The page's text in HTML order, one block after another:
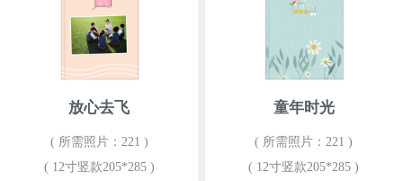
放心去飞
( 所需照片：221 )
( 12寸竖款205*285 )
童年时光
( 所需照片：221 )
( 12寸竖款205*285 )